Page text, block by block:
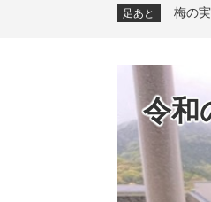
足あと 梅の
令和